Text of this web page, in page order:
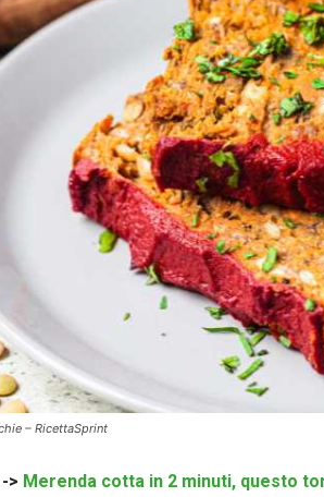
– RicettaSprint
> Merenda cotta in 2 minuti, questo